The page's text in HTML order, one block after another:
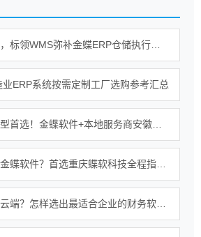
ERP系统按需定制工厂选购参考汇总